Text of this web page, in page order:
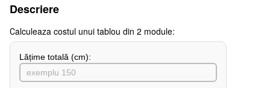
Descriere
Сalculeaza costul unui tablou din 2 module:
Lățime totală (cm):